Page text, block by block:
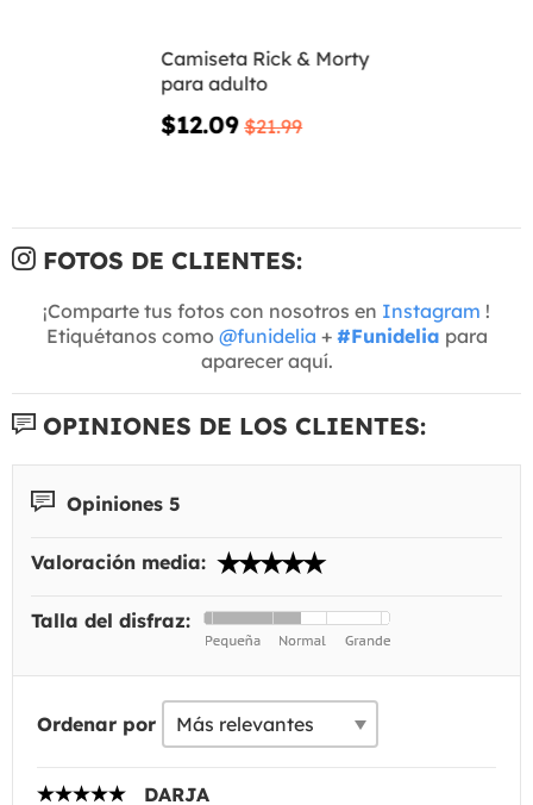
Camiseta Rick & Morty
para adulto
$12.09 $21.99
FOTOS DE CLIENTES:
¡Comparte tus fotos con nosotros en Instagram !
Etiquétanos como @funidelia + #Funidelia para
aparecer aquí.
OPINIONES DE LOS CLIENTES:
Opiniones 5
Valoración media:
Talla del disfraz:
Ordenar por
DARJA